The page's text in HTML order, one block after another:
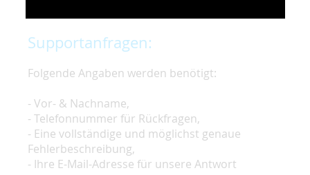
Supportanfragen:
Folgende Angaben werden benötigt:
- Vor- & Nachname,
- Telefonnummer für Rückfragen,
- Eine vollständige und möglichst genaue
Fehlerbeschreibung,
- Ihre E-Mail-Adresse für unsere Antwort